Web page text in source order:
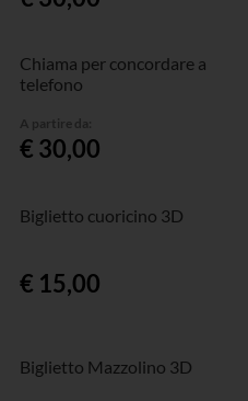
Chiama per concordare a
telefono
A partire da:
€ 30,00
Biglietto cuoricino 3D
€ 15,00
Biglietto Mazzolino 3D